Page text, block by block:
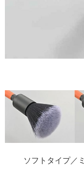
ソフトタイプ／